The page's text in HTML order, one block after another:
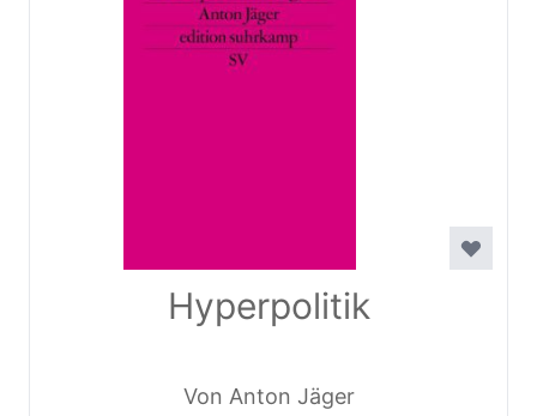
Hyperpolitik
Von Anton Jäger